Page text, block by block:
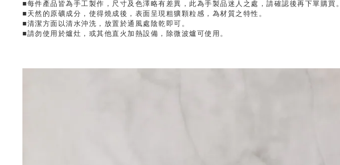
■每件產品皆為手工製作，尺寸及色澤略有差異，此為手製品迷人之處，請確認後再下單購買。
■天然的原礦成分，使得燒成後，表面呈現粗獷顆粒感，為材質之特性。
■清潔方面以清水沖洗，放置於通風處陰乾即可。
■請勿使用於爐灶，或其他直火加熱設備，除微波爐可使用。